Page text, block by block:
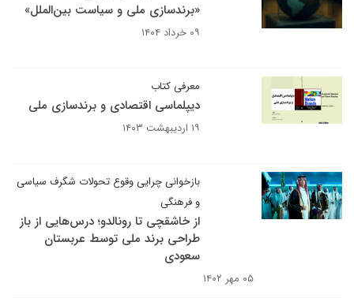
«برندسازی ملی و سیاست بین‌الملل»
۰۹ خرداد ۱۴۰۴
معرفی کتاب
دیپلماسی اقتصادی و برندسازی ملی
۱۹ اردیبهشت ۱۴۰۳
بازخوانی چرایی وقوع تحولات شگرف سیاسی
و فرهنگی
از خاشقچی تا رونالدو؛ درس‌هایی از باز
طراحی برند ملی توسط عربستان
سعودی
۰۵ مهر ۱۴۰۲